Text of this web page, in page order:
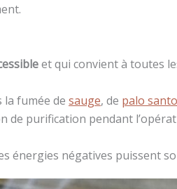
et qui convient à toutes
fumée de sauge, de palo santo
de purification pendant
énergies négatives puissent